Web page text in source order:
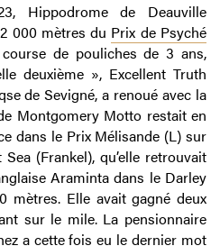
Hippodrome de Deauville
000 mètres du Prix de Psyché
de pouliches de 3 ans,
deuxième », Excellent Truth
de Sevigné, a renoué avec la
Montgomery Motto restait en
dans le Prix Mélisande (L) sur
(Frankel), qu’elle retrouvait
Araminta dans le Darley
mètres. Elle avait gagné deux
sur le mile. La pensionnaire
a cette fois eu le dernier mot